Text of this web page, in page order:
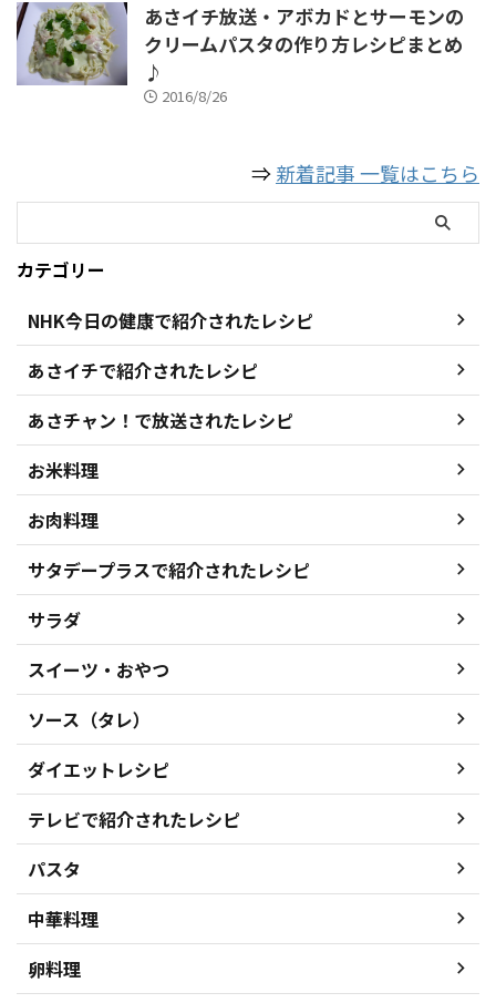
あさイチ放送・アボカドとサーモンの
クリームパスタの作り方レシピまとめ
♪
2016/8/26
⇒新着記事 一覧はこちら
カテゴリー
NHK今日の健康で紹介されたレシピ
あさイチで紹介されたレシピ
あさチャン！で放送されたレシピ
お米料理
お肉料理
サタデープラスで紹介されたレシピ
サラダ
スイーツ・おやつ
ソース（タレ）
ダイエットレシピ
テレビで紹介されたレシピ
パスタ
中華料理
卵料理